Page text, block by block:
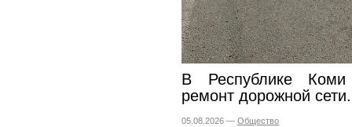
В Республике Коми
ремонт дорожной сети.
05.08.2026 — Общество